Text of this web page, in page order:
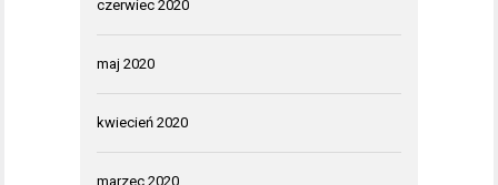
czerwiec 2020
maj 2020
kwiecień 2020
marzec 2020